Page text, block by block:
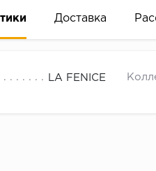
Доставка
LA FENICE